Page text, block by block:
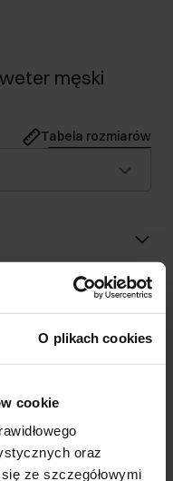
O plikach cookies
cookie
oraz
ze szczegółowymi
męski
Tabela rozmiarów